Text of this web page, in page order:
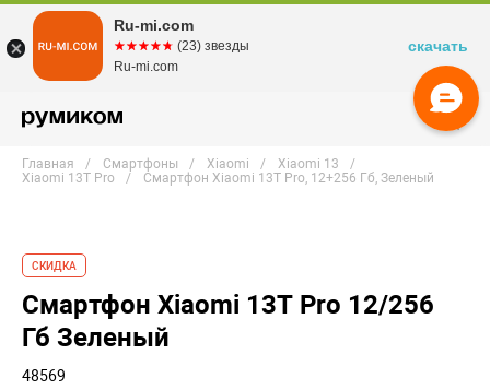
Главная Смартфоны Xiaomi
Xiaomi 13
Xiaomi 13T Pro
Смартфон Xiaomi 13T Pro, 12+256 Гб, Зеленый
СКИДКА
Смартфон Xiaomi 13T Pro 12/256
Гб Зеленый
48569
Ru-mi.com
☆☆☆☆☆
★★★★★ (23) звезды
Ru-mi.com
скачать